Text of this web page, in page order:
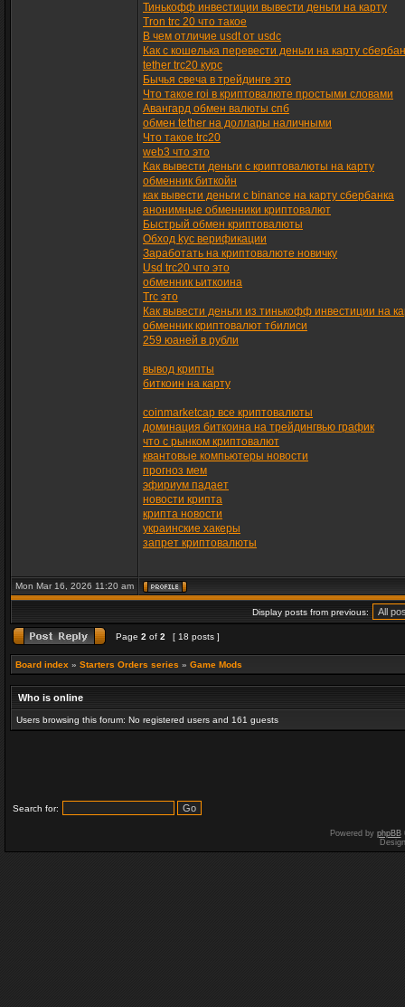
Тинькофф инвестиции вывести деньги на карту
Tron trc 20 что такое
В чем отличие usdt от usdc
Как с кошелька перевести деньги на карту
tether trc20 курс
Бычья свеча в трейдинге это
Что такое roi в криптовалюте простыми словами
Авангард обмен валюты спб
обмен tether на доллары наличными
Что такое trc20
web3 что это
Как вывести деньги с криптовалюты на карту
обменник биткойн
как вывести деньги с binance на карту сбербанка
анонимные обменники криптовалют
Быстрый обмен криптовалюты
Обход kyc верификации
Заработать на криптовалюте новичку
Usd trc20 что это
обменник ьиткоина
Trc это
Как вывести деньги из тинькофф инвестиции на
обменник криптовалют тбилиси
259 юаней в рубли
вывод крипты
биткоин на карту
coinmarketcap все криптовалюты
доминация биткоина на трейдингвью график
что с рынком криптовалют
квантовые компьютеры новости
прогноз мем
эфириум падает
новости крипта
крипта новости
украинские хакеры
запрет криптовалюты
Mon Mar 16, 2026 11:20 am
Display posts from previous:
Page 2 of 2 [ 18 posts ]
Board index » Starters Orders series » Game Mods
Who is online
Users browsing this forum: No registered users and 161 guests
Search for:
Powered by phpBB